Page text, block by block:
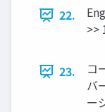
22.
>>
23.
コ
バ
ー